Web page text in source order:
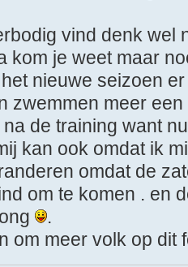
vind denk wel
kom je weet maar
nieuwe seizoen
zwemmen meer
de training want
kan ook omdat ik
omdat de
om te komen . en
.
om meer volk op dit